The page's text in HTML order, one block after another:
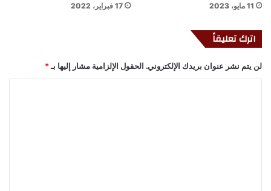
11 مايو، 2023 17 فبراير، 2022
اترك تعليقاً
لن يتم نشر عنوان بريدك الإلكتروني. الحقول الإلزامية مشار إليها بـ *